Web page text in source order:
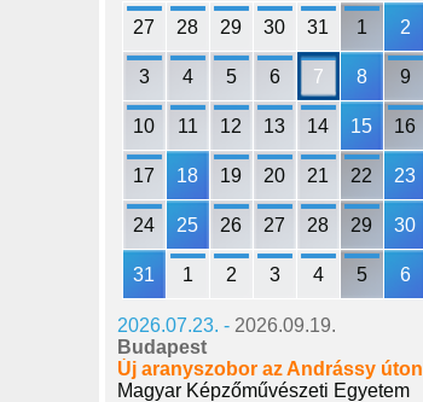
27 28 29 30 31 1 2
3 4 5 6 7 8 9
10 11 12 13 14 15 16
17 18 19 20 21 22 23
24 25 26 27 28 29 30
31 1 2 3 4 5 6
2026.07.23. - 2026.09.19.
Budapest
Új aranyszobor az Andrássy úton
Magyar Képzőművészeti Egyetem